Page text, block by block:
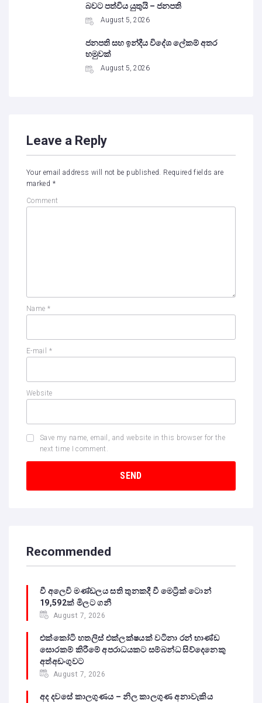
බවට පත්විය යුතුයි – ජනපති
August 5, 2026
ජනපති සහ ඉන්දීය විදේශ ලේකම් අතර
හමුවක්
August 5, 2026
Leave a Reply
Your email address will not be published. Required fields are
marked *
Comment
Name *
E-mail *
Website
Save my name, email, and website in this browser for the
next time I comment.
Recommended
වී අලෙවි මණ්ඩලය සති තුනකදී වී මෙට්‍රික් ටොන්
19,592ක් මිලට ගනී
August 7, 2026
එක්කෝටි හතලිස් එක්ලක්ෂයක් වටිනා රන් භාණ්ඩ
සොරකම් කිරීමේ අපරාධයකට සම්බන්ධ සිව්දෙනෙකු
අත්අඩංගුවට
August 7, 2026
අද දවසේ කාලගුණය – නිල කාලගුණ අනාවැකිය